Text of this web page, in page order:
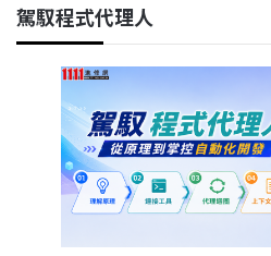
駕馭程式代理人